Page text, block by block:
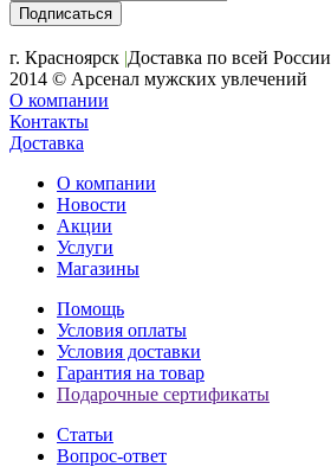
г. Красноярск |Доставка по всей России
2014 © Арсенал мужских увлечений
О компании
Контакты
Доставка
О компании
Новости
Акции
Услуги
Магазины
Помощь
Условия оплаты
Условия доставки
Гарантия на товар
Подарочные сертификаты
Статьи
Вопрос-ответ